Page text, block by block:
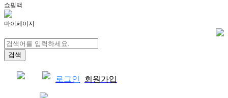
쇼핑백
마이페이지
로그인 회원가입